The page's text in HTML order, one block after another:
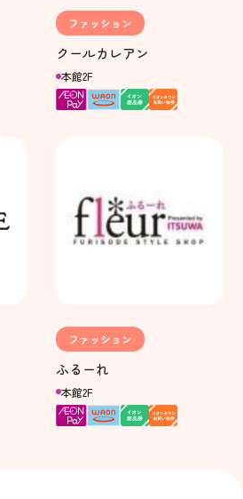
ファッション
クールカレアン
本館2F
ファッション
ふるーれ
本館2F